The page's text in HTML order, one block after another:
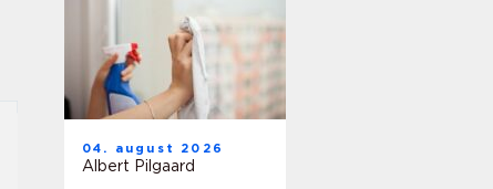
04. august 2026
Albert Pilgaard